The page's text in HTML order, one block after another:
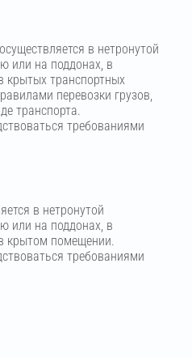
в нетронутой
или на поддонах, в
крытых транспортных
перевозки грузов,
транспорта.
требованиями
в нетронутой
или на поддонах, в
крытом помещении.
требованиями